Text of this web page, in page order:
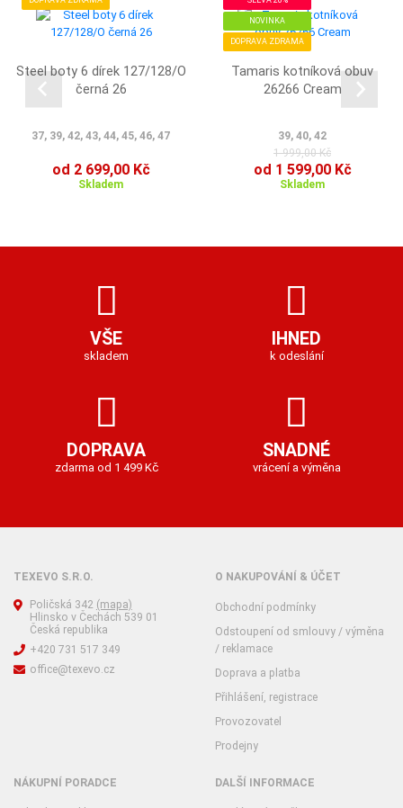
Steel boty 6 dírek 127/128/O
černá 26
37, 39, 42, 43, 44, 45, 46, 47
od 2 699,00 Kč
Skladem
NOVINKA
DOPRAVA ZDRAMA
Tamaris kotníková obuv
26266 Cream
39, 40, 42
1 999,00 Kč
od 1 599,00 Kč
Skladem
VŠE
skladem
IHNED
k odeslání
DOPRAVA
zdarma od 1 499 Kč
SNADNÉ
vrácení a výměna
TEXEVO S.R.O.
Poličská 342 (mapa)
Hlinsko v Čechách 539 01
Česká republika
+420 731 517 349
office@texevo.cz
O NAKUPOVÁNÍ & ÚČET
Obchodní podmínky
Odstoupení od smlouvy / výměna
/ reklamace
Doprava a platba
Přihlášení, registrace
Provozovatel
Prodejny
NÁKUPNÍ PORADCE DALŠÍ INFORMACE